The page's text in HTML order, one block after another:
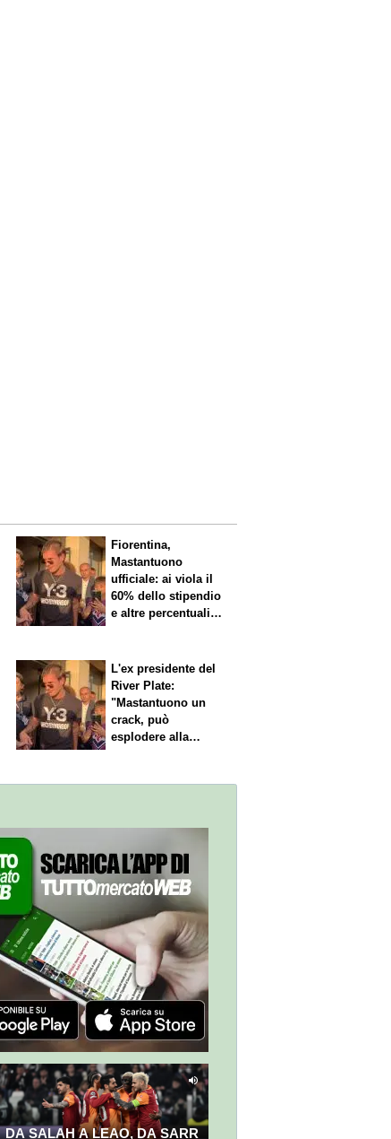
Fiorentina,
Mastantuono
ufficiale: ai viola il
60% dello stipendio
e altre percentuali
L'ex presidente del
River Plate:
"Mastantuono un
crack, può
esplodere alla
DA SALAH A LEAO, DA SARR